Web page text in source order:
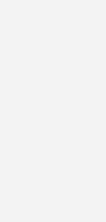
eignet sich
nach
auch mehrere